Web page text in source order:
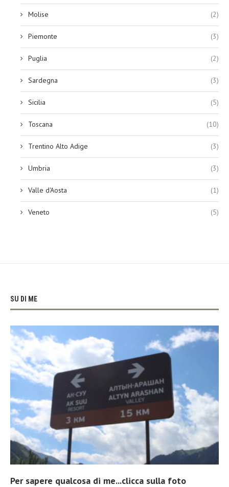
Molise (2)
Piemonte (3)
Puglia (2)
Sardegna (3)
Sicilia (5)
Toscana (10)
Trentino Alto Adige (3)
Umbria (3)
Valle d'Aosta (1)
Veneto (5)
SU DI ME
Per sapere qualcosa di me...clicca sulla foto